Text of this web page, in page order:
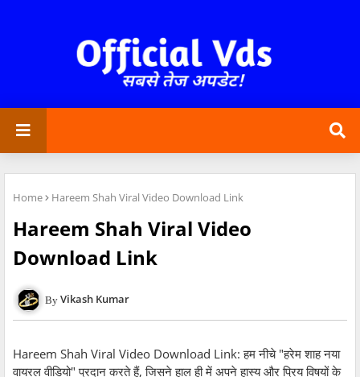
Home Hareem Shah Viral Video Download Link
Hareem Shah Viral Video
Download Link
Vikash Kumar
Hareem Shah Viral Video Download Link: हम नीचे "हरेम शाह नया
वायरल वीडियो" प्रदान करते हैं, जिसने हाल ही में अपने हास्य और प्रिय विषयों के